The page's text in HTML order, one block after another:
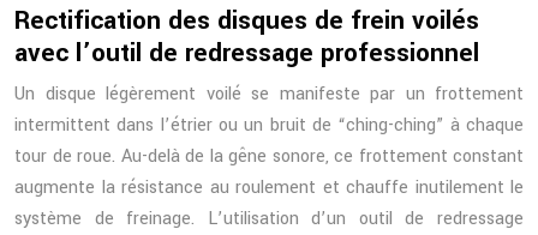
Rectification des disques de frein voilés
avec l’outil de redressage professionnel
Un disque légèrement voilé se manifeste par un frottement
intermittent dans l’étrier ou un bruit de “ching-ching” à chaque
tour de roue. Au-delà de la gêne sonore, ce frottement constant
augmente la résistance au roulement et chauffe inutilement le
système de freinage. L’utilisation d’un outil de redressage